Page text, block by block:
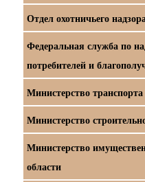
Отдел охотничьего
Федеральная служба по
потребителей и
Министерство
Министерство
Министерство
области